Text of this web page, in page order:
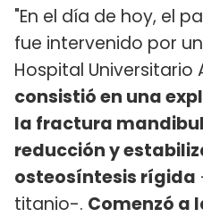
"En el día de hoy, el
fue intervenido por
Hospital Universitario
consistió en una
la fractura
reducción y
osteosíntesis rígida
titanio-. Comenzó a